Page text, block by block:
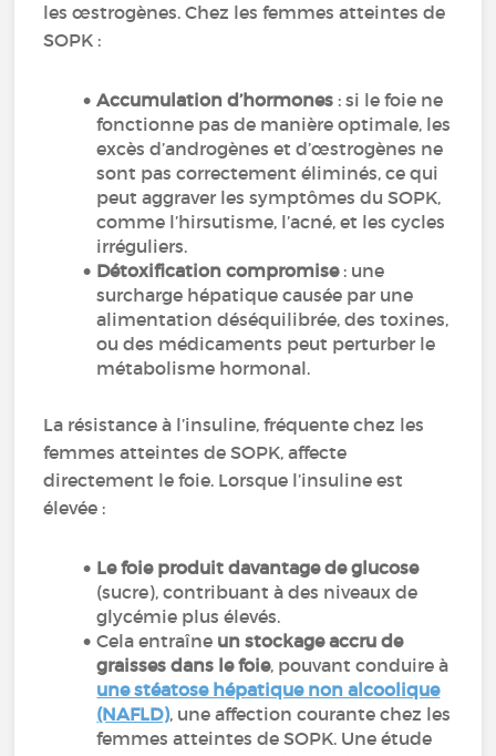
les œstrogènes. Chez les femmes atteintes de
SOPK :
Accumulation d’hormones : si le foie ne
fonctionne pas de manière optimale, les
excès d’androgènes et d’œstrogènes ne
sont pas correctement éliminés, ce qui
peut aggraver les symptômes du SOPK,
comme l’hirsutisme, l’acné, et les cycles
irréguliers.
Détoxification compromise: une
surcharge hépatique causée par une
alimentation déséquilibrée, des toxines,
ou des médicaments peut perturber le
métabolisme hormonal.
La résistance à l’insuline, fréquente chez les
femmes atteintes de SOPK, affecte
directement le foie. Lorsque l’insuline est
élevée :
Le foie produit davantage de glucose
(sucre), contribuant à des niveaux de
glycémie plus élevés.
Cela entraîne un stockage accru de
graisses dans le foie, pouvant conduire à
une stéatose hépatique non alcoolique
(NAFLD), une affection courante chez les
femmes atteintes de SOPK. Une étude